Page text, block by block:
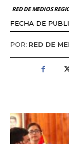
RED DE MEDIOS
FECHA DE
POR: RED DE